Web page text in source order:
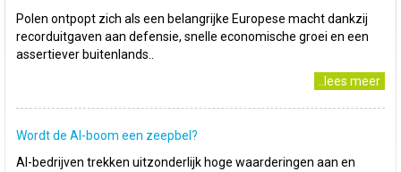
Polen ontpopt zich als een belangrijke Europese macht dankzij
recorduitgaven aan defensie, snelle economische groei en een
assertiever buitenlands..
..lees meer
Wordt de AI-boom een zeepbel?
AI-bedrijven trekken uitzonderlijk hoge waarderingen aan en